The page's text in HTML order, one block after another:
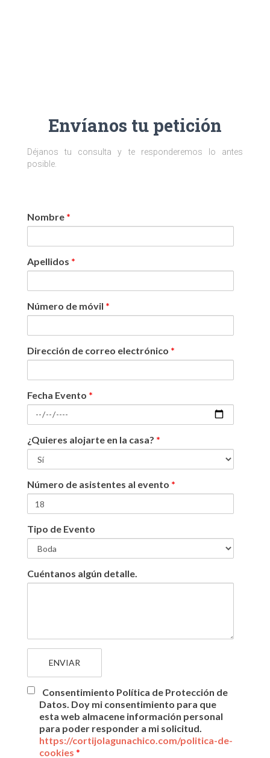
Envíanos tu petición
Déjanos tu consulta y te responderemos lo antes
posible.
Nombre *
Apellidos *
Número de móvil *
Dirección de correo electrónico *
Fecha Evento *
¿Quieres alojarte en la casa? *
Número de asistentes al evento *
Tipo de Evento
Cuéntanos algún detalle.
Consentimiento Política de Protección de
Datos. Doy mi consentimiento para que
esta web almacene información personal
para poder responder a mi solicitud.
https://cortijolagunachico.com/politica-de-
cookies *